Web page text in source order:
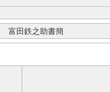
富田鉄之助書簡